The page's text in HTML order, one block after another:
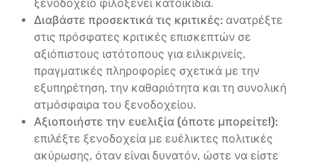
ξενοδοχείο φιλοξενεί κατοικίδια.
Διαβάστε προσεκτικά τις κριτικές: ανατρέξτε
στις πρόσφατες κριτικές επισκεπτών σε
αξιόπιστους ιστότοπους για ειλικρινείς,
πραγματικές πληροφορίες σχετικά με την
εξυπηρέτηση, την καθαριότητα και τη συνολική
ατμόσφαιρα του ξενοδοχείου.
Αξιοποιήστε την ευελιξία (όποτε μπορείτε!):
επιλέξτε ξενοδοχεία με ευέλικτες πολιτικές
ακύρωσης, όταν είναι δυνατόν, ώστε να είστε